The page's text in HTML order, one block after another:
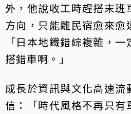
外，他說收工時趕搭末班
方向，只能離民宿愈來愈
「日本地鐵錯綜複雜，
搭錯車啊。」
成長於資訊與文化高速流
信：「時代風格不再只有